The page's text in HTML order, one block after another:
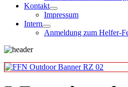
Kontakt
Impressum
Intern
Anmeldung zum Helfer-